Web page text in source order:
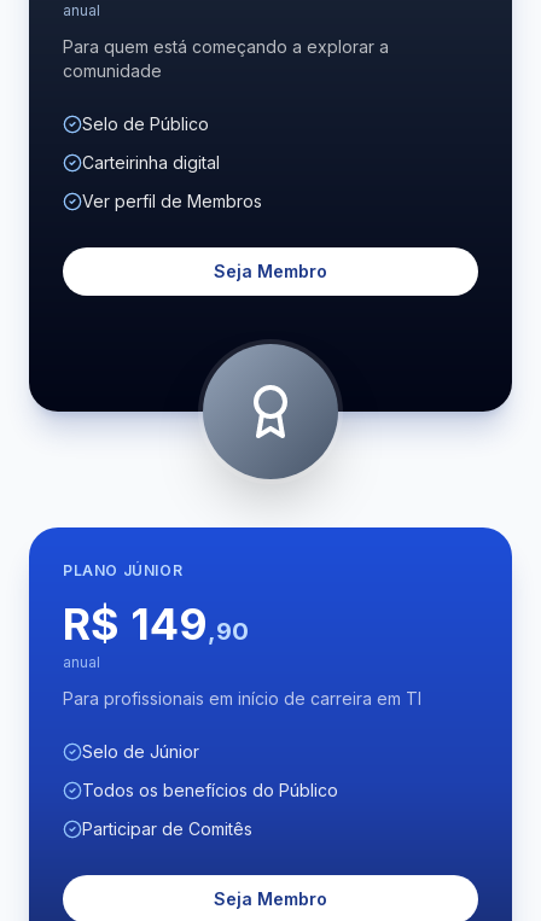
anual
Para quem está começando a explorar a
comunidade
Selo de Público
Carteirinha digital
Ver perfil de Membros
Seja Membro
PLANO JÚNIOR
R$ 149,90
anual
Para profissionais em início de carreira em TI
Selo de Júnior
Todos os benefícios do Público
Participar de Comitês
Seja Membro